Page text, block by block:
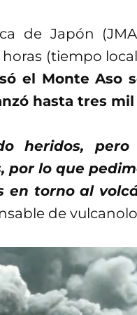
de Japón
horas (tiempo
el Monte Aso
hasta tres
heridos,
por lo que
en torno al
de